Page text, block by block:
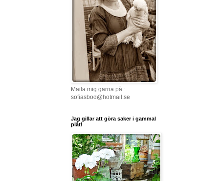
Maila mig gärna på :
sofiasbod@hotmail.se
Jag gillar att göra saker i gammal
plåt!